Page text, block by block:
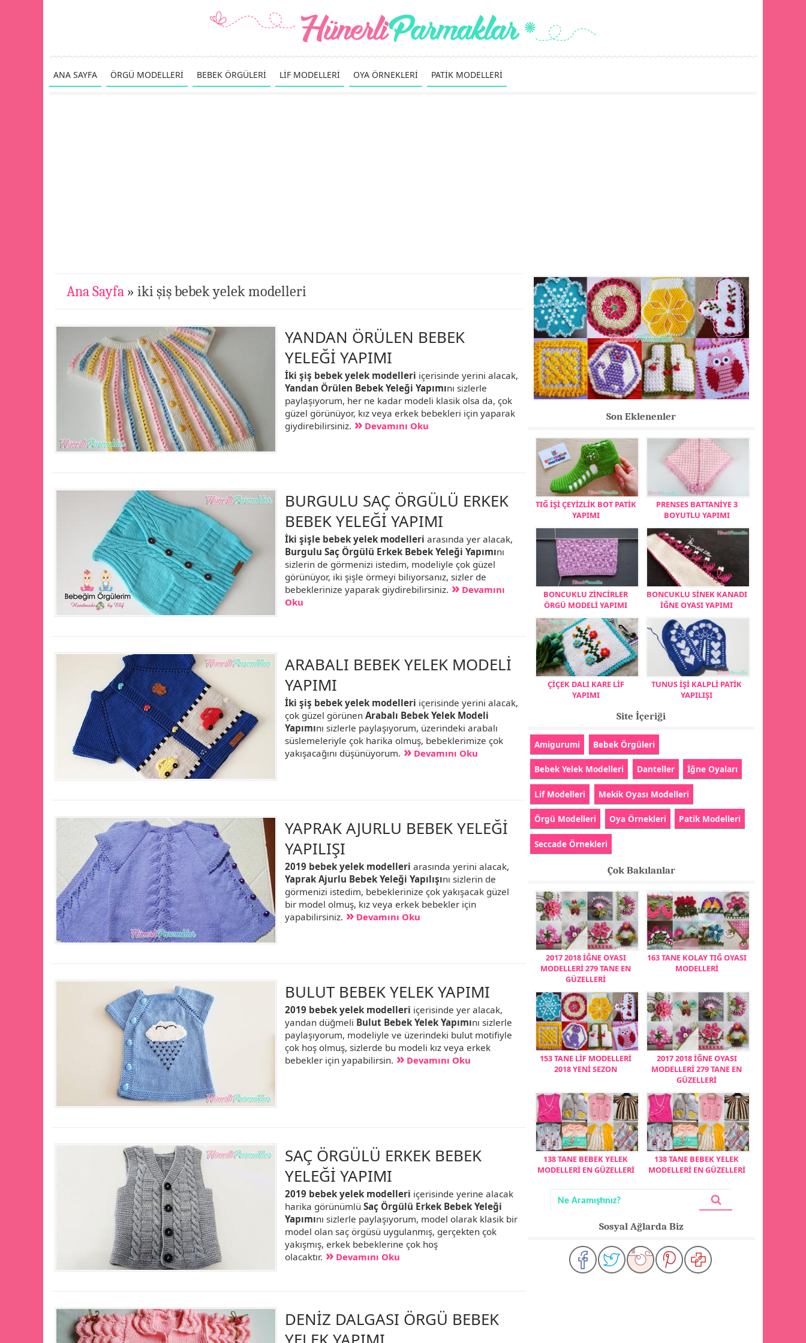
ANA SAYFA ÖRGÜ MODELLERİ BEBEK ÖRGÜLERİ LİF MODELLERİ OYA ÖRNEKLERİ PATİK MODELLERİ
Ana Sayfa» iki şiş bebek yelek modelleri
YANDAN ÖRÜLEN BEBEK
YELEĞİ YAPIMI
İki şiş bebek yelek modelleri içerisinde yerini alacak,
Yandan Örülen Bebek Yeleği Yapımını sizlerle
paylaşıyorum, her ne kadar modeli klasik olsa da, çok
güzel görünüyor, kız veya erkek bebekleri için yaparak
giydirebilirsiniz.
Devamını Oku
BURGULU SAÇ ÖRGÜLÜ ERKEK
BEBEK YELEĞİ YAPIMI
İki şişle bebek yelek modelleri arasında yer alacak,
Burgulu Saç Örgülü Erkek Bebek Yeleği Yapımını
sizlerin de görmenizi istedim, modeliyle çok güzel
görünüyor, iki şişle örmeyi biliyorsanız, sizler de
bebeklerinize yaparak giydirebilirsiniz.
Devamını
Oku
ARABALI BEBEK YELEK MODELİ
YAPIMI
İki şiş bebek yelek modelleri içerisinde yerini alacak,
çok güzel görünen Arabalı Bebek Yelek Modeli
Yapımını sizlerle paylaşıyorum, üzerindeki arabalı
süslemeleriyle çok harika olmuş, bebeklerimize çok
yakışacağını düşünüyorum.
Devamını Oku
YAPRAK AJURLU BEBEK YELEĞİ
YAPILIŞI
2019 bebek yelek modelleri arasında yerini alacak,
Yaprak Ajurlu Bebek Yeleği Yapılışını sizlerin de
görmenizi istedim, bebeklerinize çok yakışacak güzel
bir model olmuş, kız veya erkek bebekler için
yapabilirsiniz.
Devamını Oku
BULUT BEBEK YELEK YAPIMI
2019 bebek yelek modelleri içerisinde yer alacak,
yandan düğmeli Bulut Bebek Yelek Yapımını sizlerle
paylaşıyorum, modeliyle ve üzerindeki bulut motifiyle
çok hoş olmuş, sizlerde bu modeli kız veya erkek
bebekler için yapabilirsin.
Devamını Oku
SAÇ ÖRGÜLÜ ERKEK BEBEK
YELEĞİ YAPIMI
2019 bebek yelek modelleri içerisinde yerine alacak
harika görünümlü Saç Örgülü Erkek Bebek Yeleği
Yapımını sizlerle paylaşıyorum, model olarak klasik bir
model olan saç örgüsü uygulanmış, gerçekten çok
yakışmış, erkek bebeklerine çok hoş
olacaktır.
Devamını Oku
DENİZ DALGASI ÖRGÜ BEBEK
Son Eklenenler
TIĞ İŞİ ÇEYİZLİK BOT PATİK
YAPIMI
PRENSES BATTANİYE 3
BOYUTLU YAPIMI
BONCUKLU ZİNCİRLER
ÖRGÜ MODELİ YAPIMI
BONCUKLU SİNEK KANADI
İĞNE OYASI YAPIMI
ÇİÇEK DALI KARE LİF
YAPIMI
TUNUS İŞİ KALPLİ PATİK
YAPILIŞI
Site İçeriği
Amigurumi Bebek Örgüleri
Bebek Yelek Modelleri Danteller İğne Oyaları
Lif Modelleri Mekik Oyası Modelleri
Örgü Modelleri Oya Örnekleri Patik Modelleri
Seccade Örnekleri
Çok Bakılanlar
2017 2018 İĞNE OYASI
MODELLERİ 279 TANE EN
GÜZELLERİ
163 TANE KOLAY TIĞ OYASI
MODELLERİ
153 TANE LİF MODELLERİ
2018 YENİ SEZON
2017 2018 İĞNE OYASI
MODELLERİ 279 TANE EN
GÜZELLERİ
138 TANE BEBEK YELEK
MODELLERİ EN GÜZELLERİ
138 TANE BEBEK YELEK
MODELLERİ EN GÜZELLERİ
Sosyal Ağlarda Biz